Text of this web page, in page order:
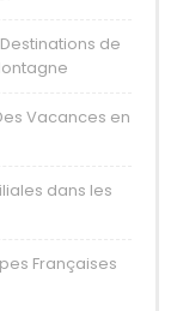
de
Vacances en
dans les
Françaises